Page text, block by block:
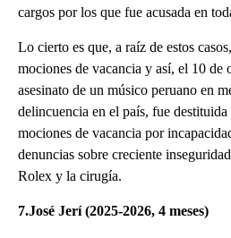
cargos por los que fue acusada en
Lo cierto es que, a raíz de estos
mociones de vacancia y así, el 10 de
asesinato de un músico peruano en
delincuencia en el país, fue destituida
mociones de vacancia por
denuncias sobre creciente
Rolex y la cirugía.
7.José Jerí (2025-2026, 4 meses)